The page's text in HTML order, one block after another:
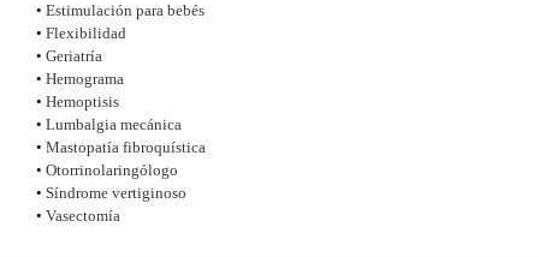
• Estimulación para bebés
• Flexibilidad
• Geriatría
• Hemograma
• Hemoptisis
• Lumbalgia mecánica
• Mastopatía fibroquística
• Otorrinolaringólogo
• Síndrome vertiginoso
• Vasectomía